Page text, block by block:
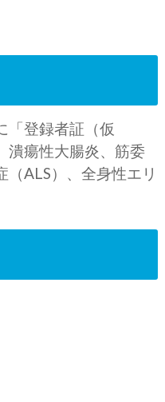
「登録者証（仮
潰瘍性大腸炎、筋委
（ALS）、全身性エリ